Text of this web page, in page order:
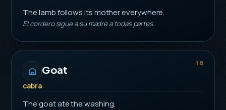
The lamb follows its mother everywhere.
El cordero sigue a su madre a todas partes.
18
Goat
cabra
The goat ate the washing.